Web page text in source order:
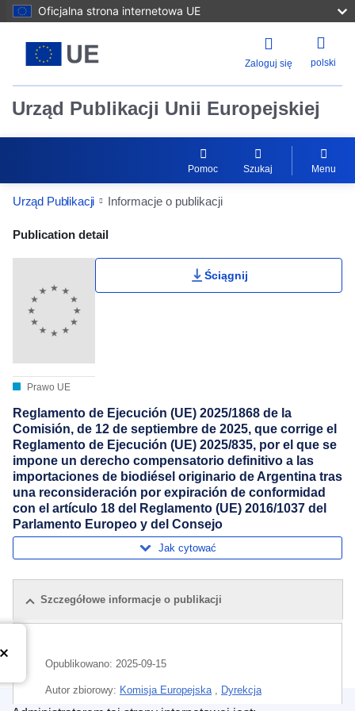
Oficjalna strona internetowa UE
Zaloguj się polski
Urząd Publikacji Unii Europejskiej
Pomoc Szukaj Menu
Urząd Publikacji Informacje o publikacji
Publication Detail Actions Portlet
Publication detail
Prawo UE
Ściągnij
Reglamento de Ejecución (UE) 2025/1868 de la
Comisión, de 12 de septiembre de 2025, que corrige el
Reglamento de Ejecución (UE) 2025/835, por el que se
impone un derecho compensatorio definitivo a las
importaciones de biodiésel originario de Argentina tras
una reconsideración por expiración de conformidad
con el artículo 18 del Reglamento (UE) 2016/1037 del
Parlamento Europeo y del Consejo
Jak cytować
Szczegółowe informacje o publikacji
Opublikowano: 2025-09-15
Autor zbiorowy: Komisja Europejska , Dyrekcja